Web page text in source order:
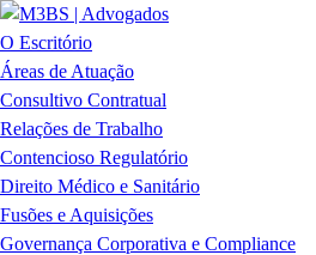
O Escritório
Áreas de Atuação
Consultivo Contratual
Relações de Trabalho
Contencioso Regulatório
Direito Médico e Sanitário
Fusões e Aquisições
Governança Corporativa e Compliance